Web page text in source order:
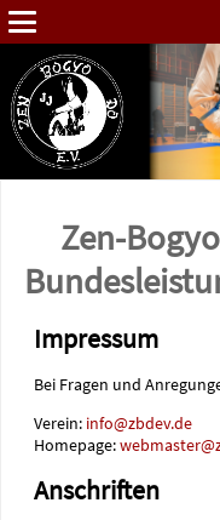
Zen-
Impressum
Bei Fragen und
Verein: info@zbdev.de
Homepage:
Anschriften